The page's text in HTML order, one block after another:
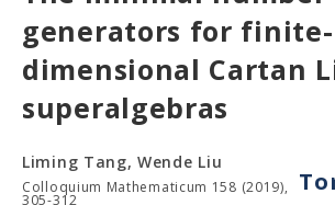
generators for finite-
dimensional Cartan
superalgebras
Liming Tang, Wende Liu
Colloquium Mathematicum 158 (2019),
305-312